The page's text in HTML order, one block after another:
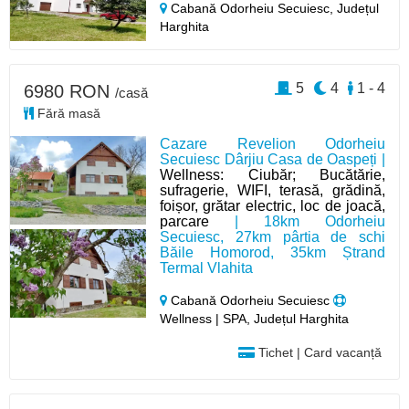
Cabană Odorheiu Secuiesc,Județul
Harghita
Cazare Revelion Odorheiu
Secuiesc Dârjiu Casa de Oaspeți |
Wellness: Ciubăr; Bucătărie,
sufragerie, WIFI, terasă, grădină,
foișor, grătar electric, loc de joacă,
parcare | 18km Odorheiu
Secuiesc, 27km pârtia de schi
Băile Homorod, 35km Ștrand
Termal Vlahita
Cabană Odorheiu Secuiesc
Wellness | SPA, Județul Harghita
Tichet | Card vacanță
6980 RON /casă
Fără masă
1 - 4
4
5